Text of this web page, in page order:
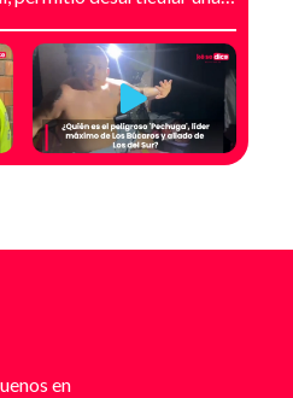
grupos armados y presión
comerciales. La
con la captura, sino con el
que empezó a recibir
que le exigían dinero a
en